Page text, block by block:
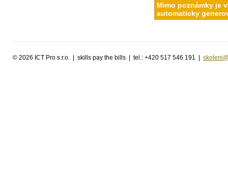
Mimo poznámky je
automaticky
© 2026 ICT Pro s.r.o. | skills pay the bills | tel.: +420 517 546 191 |